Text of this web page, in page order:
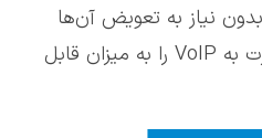
نیاز به تعویض آن‌ها
فراهم می‌کنند و هزینه مهاجرت به VoIP را به میزان قابل